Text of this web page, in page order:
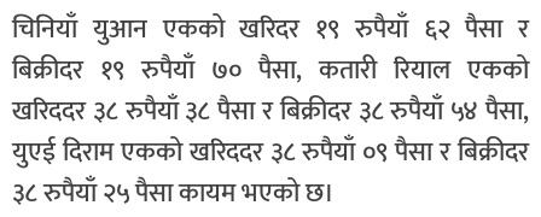
चिनियाँ युआन एकको खरिदर १९ रुपैयाँ ६२ पैसा र
बिक्रीदर १९ रुपैयाँ ७० पैसा, कतारी रियाल एकको
खरिददर ३८ रुपैयाँ ३८ पैसा र बिक्रीदर ३८ रुपैयाँ ५४ पैसा,
युएई दिराम एकको खरिददर ३८ रुपैयाँ ०९ पैसा र बिक्रीदर
३८ रुपैयाँ २५ पैसा कायम भएको छ।